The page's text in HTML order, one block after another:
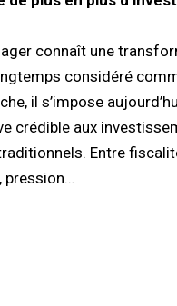
connaît une
considéré
il s’impose
crédible aux
Entre
pression…